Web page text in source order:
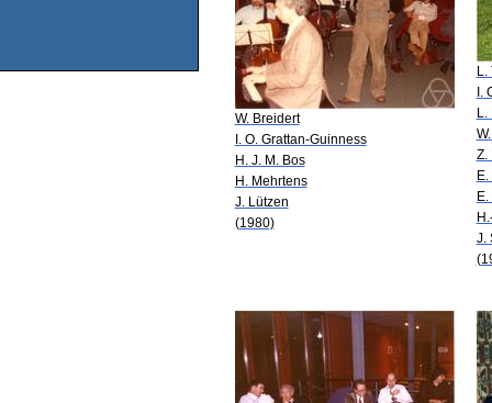
W. Breidert
I. O. Grattan-Guinness
H. J. M. Bos
H. Mehrtens
J. Lützen
(1980)
L.
I.
L.
Z.
J.